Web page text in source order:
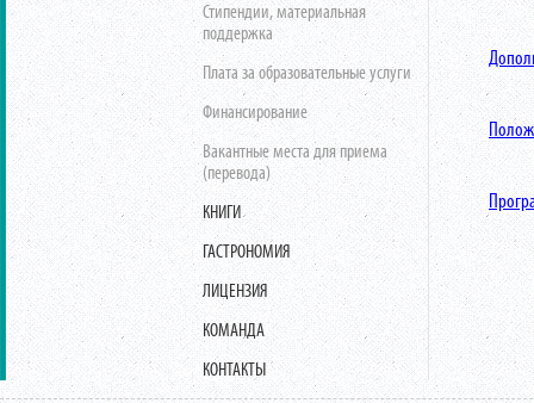
Стипендии, материальная
поддержка
Плата за образовательные услуги
Финансирование
Вакантные места для приема
(перевода)
КНИГИ
ГАСТРОНОМИЯ
ЛИЦЕНЗИЯ
КОМАНДА
КОНТАКТЫ